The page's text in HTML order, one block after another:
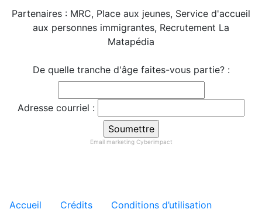
Partenaires : MRC, Place aux jeunes, Service d'accueil
aux personnes immigrantes, Recrutement La
Matapédia
De quelle tranche d'âge faites-vous partie? :
Adresse courriel :
Email marketing Cyberimpact
Menu tertiaire de pied de
Accueil Crédits
Conditions d’utilisation